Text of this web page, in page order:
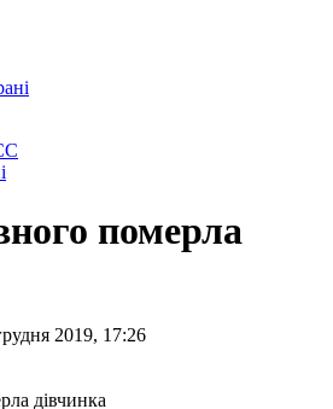
померла
2019, 17:26